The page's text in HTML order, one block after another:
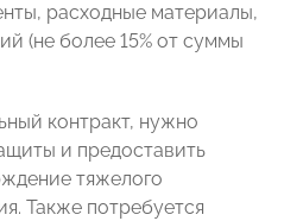
расходные материалы,
(не более 15% от суммы
контракт, нужно
и предоставить
тяжелого
Также потребуется